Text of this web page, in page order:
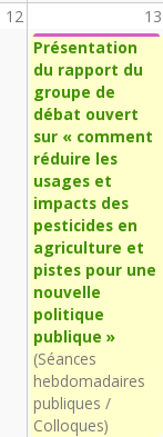
12 13
Présentation
du rapport du
groupe de
débat ouvert
sur « comment
réduire les
usages et
impacts des
pesticides en
agriculture et
pistes pour une
nouvelle
politique
publique »
(Séances
hebdomadaires
publiques /
Colloques)